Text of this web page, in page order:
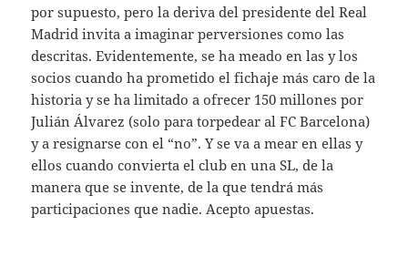
por supuesto, pero la deriva del presidente del Real
Madrid invita a imaginar perversiones como las
descritas. Evidentemente, se ha meado en las y los
socios cuando ha prometido el fichaje más caro de la
historia y se ha limitado a ofrecer 150 millones por
Julián Álvarez (solo para torpedear al FC Barcelona)
y a resignarse con el “no”. Y se va a mear en ellas y
ellos cuando convierta el club en una SL, de la
manera que se invente, de la que tendrá más
participaciones que nadie. Acepto apuestas.